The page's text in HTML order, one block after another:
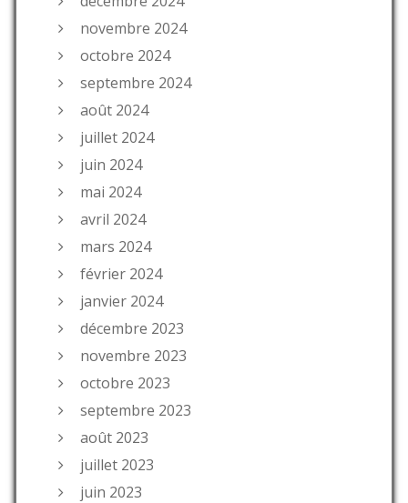
novembre 2024
octobre 2024
septembre 2024
août 2024
juillet 2024
juin 2024
mai 2024
avril 2024
mars 2024
février 2024
janvier 2024
décembre 2023
novembre 2023
octobre 2023
septembre 2023
août 2023
juillet 2023
juin 2023